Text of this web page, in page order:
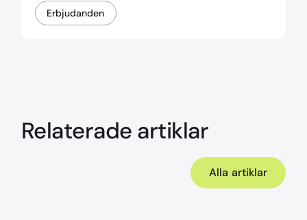
Erbjudanden
Relaterade artiklar
Alla artiklar